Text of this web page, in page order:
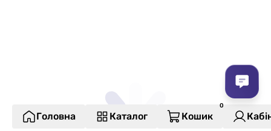
Головна Каталог Кошик